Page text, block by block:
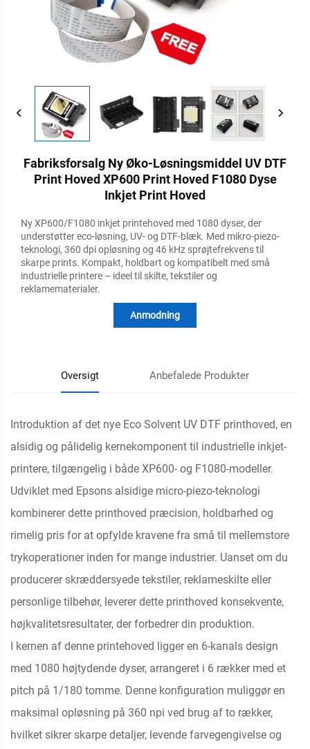
Fabriksforsalg Ny Øko-Løsningsmiddel UV DTF
Print Hoved XP600 Print Hoved F1080 Dyse
Inkjet Print Hoved
Ny XP600/F1080 inkjet printehoved med 1080 dyser, der
understøtter eco-løsning, UV- og DTF-blæk. Med mikro-piezo-
teknologi, 360 dpi opløsning og 46 kHz sprøjtefrekvens til
skarpe prints. Kompakt, holdbart og kompatibelt med små
industrielle printere – ideel til skilte, tekstiler og
reklamematerialer.
Anmodning
Oversigt Anbefalede Produkter
Introduktion af det nye Eco Solvent UV DTF printhoved, en
alsidig og pålidelig kernekomponent til industrielle inkjet-
printere, tilgængelig i både XP600- og F1080-modeller.
Udviklet med Epsons alsidige micro-piezo-teknologi
kombinerer dette printhoved præcision, holdbarhed og
rimelig pris for at opfylde kravene fra små til mellemstore
trykoperationer inden for mange industrier. Uanset om du
producerer skræddersyede tekstiler, reklameskilte eller
personlige tilbehør, leverer dette printhoved konsekvente,
højkvalitetsresultater, der forbedrer din produktion.
I kernen af denne printehoved ligger en 6-kanals design
med 1080 højtydende dyser, arrangeret i 6 rækker med et
pitch på 1/180 tomme. Denne konfiguration muliggør en
maksimal opløsning på 360 npi ved brug af to rækker,
hvilket sikrer skarpe detaljer, levende farvegengivelse og